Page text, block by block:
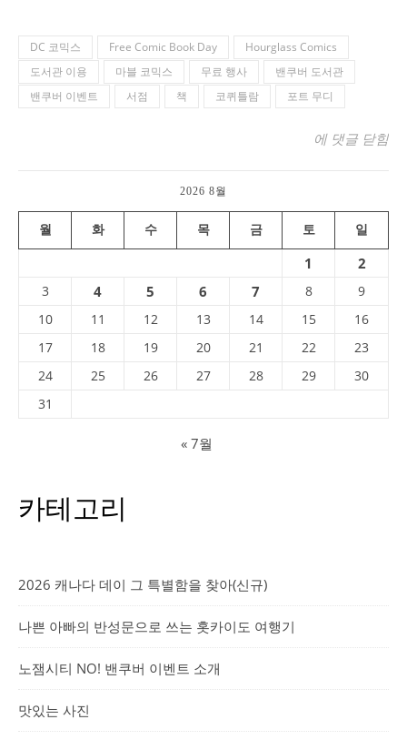
DC 코믹스 Free Comic Book Day
Hourglass Comics
도서관 이용
마블 코믹스 무료 행사
밴쿠버 도서관
밴쿠버 이벤트
서점 책 코퀴틀람 포트 무디
무료로 만화책
에 댓글 닫힘
2026 8월
월 화 수 목 금 토 일
1 2
3 4 5 6 7 8
9
10
11 12 13 14 15
16
17
18 19 20 21 22
23
24
25 26 27 28 29
30
31
« 7월
카테고리
2026 캐나다 데이 그 특별함을 찾아(신규)
나쁜 아빠의 반성문으로 쓰는 홋카이도 여행기
노잼시티 NO! 밴쿠버 이벤트 소개
맛있는 사진